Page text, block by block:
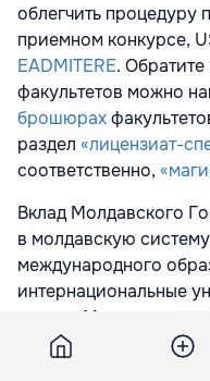
облегчить процедуру
приемном конкурсе,
EADMITERE.
факультетов можно
брошюрах
раздел «лицензиат-
соответственно,
Вклад Молдавского
в молдавскую
международного
интернациональные
членом
Университетского